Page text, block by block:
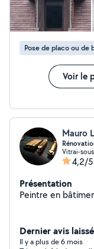
Pose de placo ou de
Voir le
Mauro
Vitrai-
4,2/5
Présentation
Peintre en
Dernier avis
Il y a plus de 6 mois